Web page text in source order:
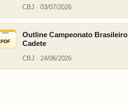
CBJ · 03/07/2026
PDF
Outline Campeonato Brasileiro
Cadete
CBJ · 24/06/2026